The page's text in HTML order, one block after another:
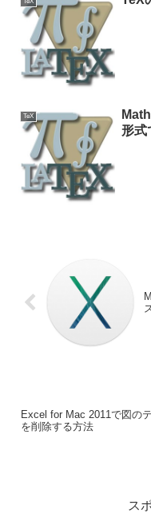
TeX
形式
Excel for Mac 2011で図の
を削除する方法
ス